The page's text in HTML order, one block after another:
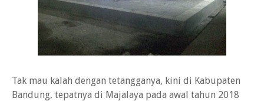
Tak mau kalah dengan tetangganya, kini di Kabupaten
Bandung, tepatnya di Majalaya pada awal tahun 2018